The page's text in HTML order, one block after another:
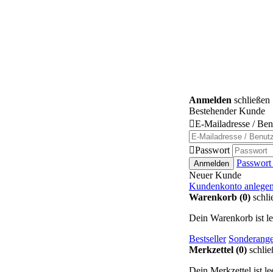
Anmelden schließen
Bestehender Kunde
E-Mailadresse /
Passwort
Anmelden
Passwort
Neuer Kunde
Kundenkonto
Warenkorb (0)
Dein Warenkorb ist
Bestseller
Merkzettel (0)